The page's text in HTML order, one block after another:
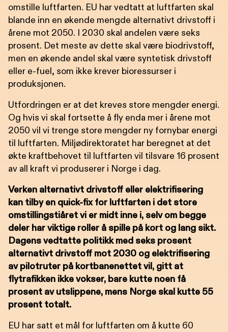
omstille luftfarten. EU har vedtatt at luftfarten skal
blande inn en økende mengde alternativt drivstoff i
årene mot 2050. I 2030 skal andelen være seks
prosent. Det meste av dette skal være biodrivstoff,
men en økende andel skal være syntetisk drivstoff
eller e-fuel, som ikke krever bioressurser i
produksjonen.
Utfordringen er at det kreves store mengder energi.
Og hvis vi skal fortsette å fly enda mer i årene mot
2050 vil vi trenge store mengder ny fornybar energi
til luftfarten. Miljødirektoratet har beregnet at det
økte kraftbehovet til luftfarten vil tilsvare 16 prosent
av all kraft vi produserer i Norge i dag.
Verken alternativt drivstoff eller elektrifisering
kan tilby en quick-fix for luftfarten i det store
omstillingstiåret vi er midt inne i, selv om begge
deler har viktige roller å spille på kort og lang sikt.
Dagens vedtatte politikk med seks prosent
alternativt drivstoff mot 2030 og elektrifisering
av pilotruter på kortbanenettet vil, gitt at
flytrafikken ikke vokser, bare kutte noen få
prosent av utslippene, mens Norge skal kutte 55
prosent totalt.
EU har satt et mål for luftfarten om å kutte 60